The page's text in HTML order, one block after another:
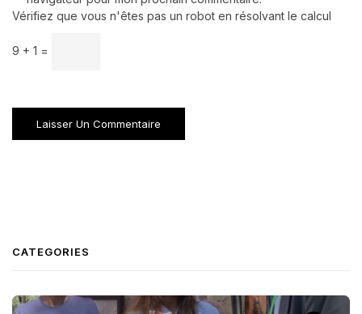
Vérifiez que vous n'êtes pas un robot en résolvant le calcul
9 + 1 =
CATEGORIES